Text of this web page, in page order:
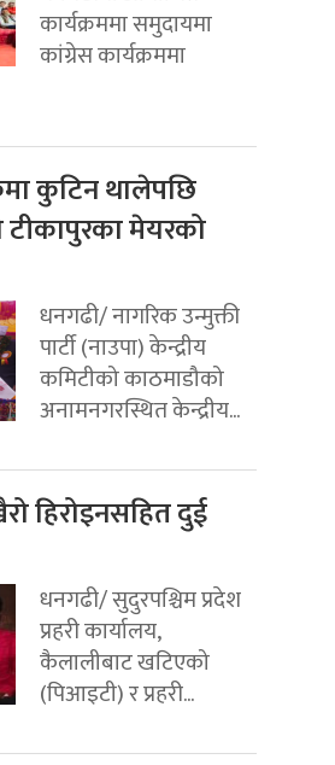
कार्यक्रममा समुदायमा
कांग्रेस कार्यक्रममा
कुटिन थालेपछि
मेयरको
धनगढी/ नागरिक उन्मुक्ती
पार्टी (नाउपा) केन्द्रीय
कमिटीको काठमाडौको
अनामनगरस्थित केन्द्रीय...
हिरोइनसहित दुई
धनगढी/ सुदुरपश्चिम प्रदेश
प्रहरी कार्यालय,
कैलालीबाट खटिएको
(पिआइटी) र प्रहरी...